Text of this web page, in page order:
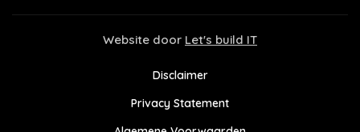
Website door Let's build IT
Disclaimer
Privacy Statement